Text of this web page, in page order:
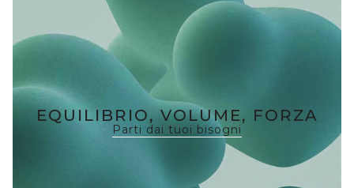
EQUILIBRIO, VOLUME, FORZA
Parti dai tuoi bisogni